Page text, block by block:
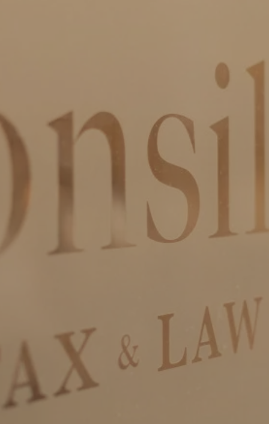
555 799 22
Privacy & cookies
Algemene voorwaarden
Privacy voorwaarden